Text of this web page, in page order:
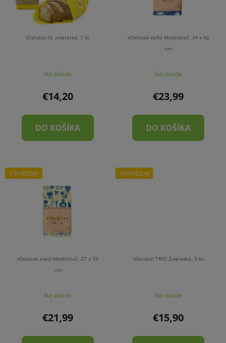
Včelobal XL zvieratká, 1 ks
Na sklade
€14,20
DO KOŠÍKA
Včelovak veľký Modrotlač, 34 x 42
cm
Na sklade
€23,99
DO KOŠÍKA
VÝPREDAJ
Včelovak malý Modrotlač, 27 x 33
cm
Na sklade
€21,99
VÝPREDAJ
Včelobal TRIO Zvieratká, 3 ks
Na sklade
€15,90